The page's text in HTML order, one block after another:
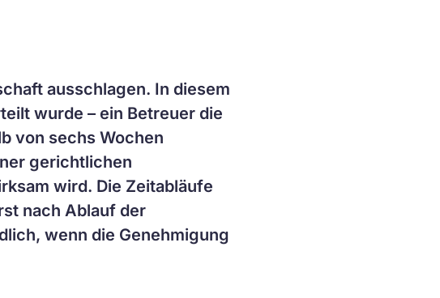
ausschlagen. In diesem
wurde – ein Betreuer die
von sechs Wochen
gerichtlichen
wird. Die Zeitabläufe
nach Ablauf der
wenn die Genehmigung